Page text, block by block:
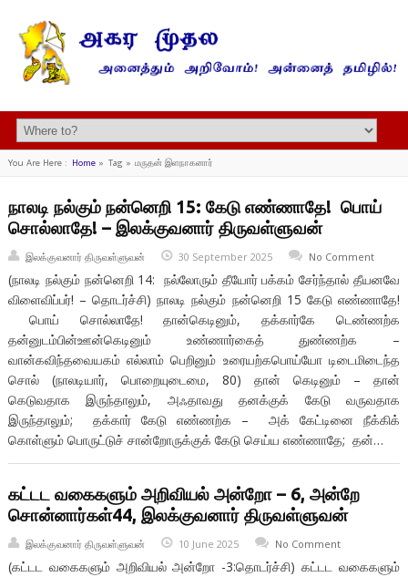
You Are Here : Home» Tag » மருதன் இளநாகனார்
நாலடி நல்கும் நன்னெறி 15: கேடு எண்ணாதே! பொய்
சொல்லாதே! – இலக்குவனார் திருவள்ளுவன்
இலக்குவனார் திருவள்ளுவன் 30 September 2025 No Comment
(நாலடி நல்கும் நன்னெறி 14: நல்லோரும் தீயோர் பக்கம் சேர்ந்தால் தீயனவே
விளைவிப்பர்! – தொடர்ச்சி) நாலடி நல்கும் நன்னெறி 15 கேடு எண்ணாதே!
பொய் சொல்லாதே! தான்கெடினும், தக்கார்கே டெண்ணற்க
தன்னுடம்பின்ஊன்கெடினும் உண்ணார்கைத் துண்ணற்க –
வான்கவிந்தவையகம் எல்லாம் பெறினும் உரையற்கபொய்யோ டிடைமிடைந்த
சொல் (நாலடியார், பொறையுடைமை, 80) தான் கெடினும் – தான்
கெடுவதாக இருந்தாலும், அஃதாவது தனக்குக் கேடு வருவதாக
இருந்தாலும்; தக்கார் கேடு எண்ணற்க – அக் கேட்டினை நீக்கிக்
கொள்ளும் பொருட்டுச் சான்றோருக்குக் கேடு செய்ய எண்ணாதே; தன்…
கட்டட வகைகளும் அறிவியல் அன்றோ – 6, அன்றே
சொன்னார்கள்44, இலக்குவனார் திருவள்ளுவன்
இலக்குவனார் திருவள்ளுவன் 10 June 2025 No Comment
(கட்டட வகைகளும் அறிவியல் அன்றோ -3:தொடர்ச்சி) கட்டட வகைகளும்